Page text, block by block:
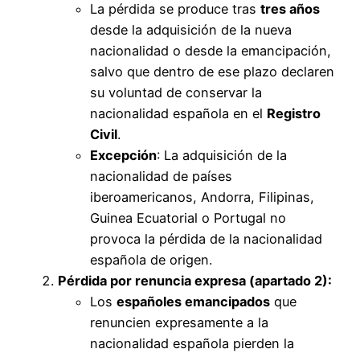
La pérdida se produce tras tres años
desde la adquisición de la nueva
nacionalidad o desde la emancipación,
salvo que dentro de ese plazo declaren
su voluntad de conservar la
nacionalidad española en el Registro
Civil.
Excepción: La adquisición de la
nacionalidad de países
iberoamericanos, Andorra, Filipinas,
Guinea Ecuatorial o Portugal no
provoca la pérdida de la nacionalidad
española de origen.
Pérdida por renuncia expresa (apartado 2):
Los españoles emancipados que
renuncien expresamente a la
nacionalidad española pierden la